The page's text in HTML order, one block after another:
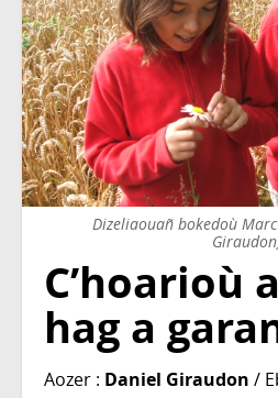
Dizeliaouañ bokedoù
C’hoarioù
hag a
Aozer : Daniel Giraudon /